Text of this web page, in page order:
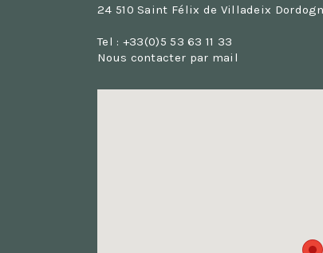
24 510 Saint Félix de Villadeix
Tel : +33(0)5 53 63 11 33
Nous contacter par mail